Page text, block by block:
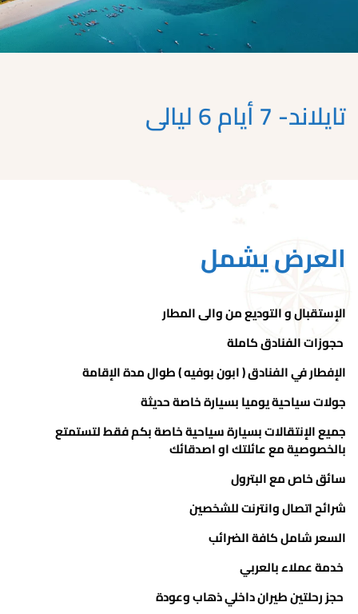
تايلاند- 7 أيام 6 ليالى
العرض يشمل
الإستقبال و التوديع من والى المطار
حجوزات الفنادق كاملة
الإفطار في الفنادق ( ابون بوفيه ) طوال مدة الإقامة
جولات سياحية يوميا بسيارة خاصة حديثة
جميع الإنتقالات بسيارة سياحية خاصة بكم فقط لتستمتع
بالخصوصية مع عائلتك او اصدقائك
سائق خاص مع البترول
شرائح اتصال وانترنت للشخصين
السعر شامل كافة الضرائب
خدمة عملاء بالعربي
حجز رحلتين طيران داخلي ذهاب وعودة